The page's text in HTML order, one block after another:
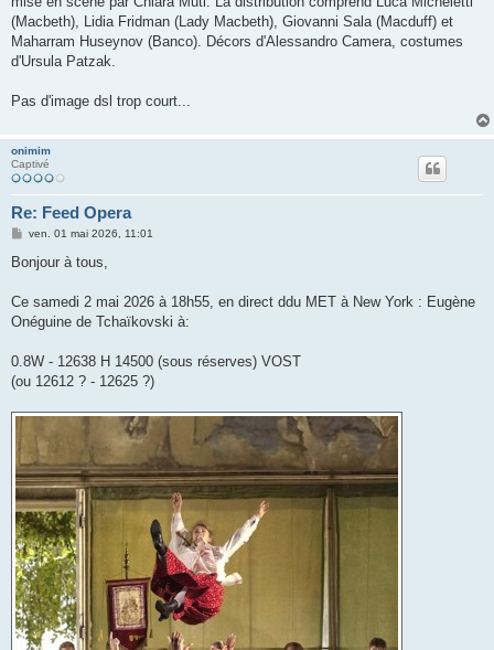
(Macbeth), Lidia Fridman (Lady Macbeth), Giovanni Sala (Macduff) et
Maharram Huseynov (Banco). Décors d'Alessandro Camera, costumes
d'Ursula Patzak.
Pas d'image dsl trop court...
onimim
Captivé
Re: Feed Opera
M
s
g
ven. 01 mai 2026, 11:01
Bonjour à tous,
Ce samedi 2 mai 2026 à 18h55, en direct ddu MET à New York : Eugène
Onéguine de Tchaïkovski à:
0.8W - 12638 H 14500 (sous réserves) VOST
(ou 12612 ? - 12625 ?)